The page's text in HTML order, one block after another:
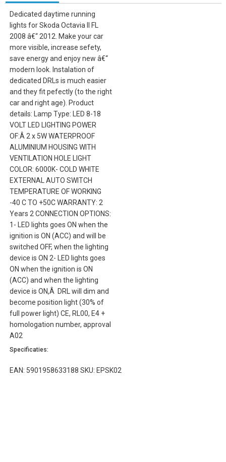
Dedicated daytime running
lights for Skoda Octavia II FL
2008 â€“ 2012. Make your car
more visible, increase sefety,
save energy and enjoy new â€“
modern look. Instalation of
dedicated DRLs is much easier
and they fit pefectly (to the right
car and right age). Product
details: Lamp Type: LED 8-18
VOLT LED LIGHTING POWER
OF:Â 2 x 5W WATERPROOF
ALUMINIUM HOUSING WITH
VENTILATION HOLE LIGHT
COLOR: 6000K- COLD WHITE
EXTERNAL AUTO SWITCH
TEMPERATURE OF WORKING
-40 C TO +50C WARRANTY: 2
Years 2 CONNECTION OPTIONS:
1- LED lights goes ON when the
ignition is ON (ACC) and will be
switched OFF, when the lighting
device is ON 2- LED lights goes
ON when the ignition is ON
(ACC) and when the lighting
device is ON,Â DRL will dim and
become position light (30% of
full power light) CE, RL00, E4 +
homologation number, approval
A02
Specificaties:
EAN: 5901958633188 SKU: EPSK02